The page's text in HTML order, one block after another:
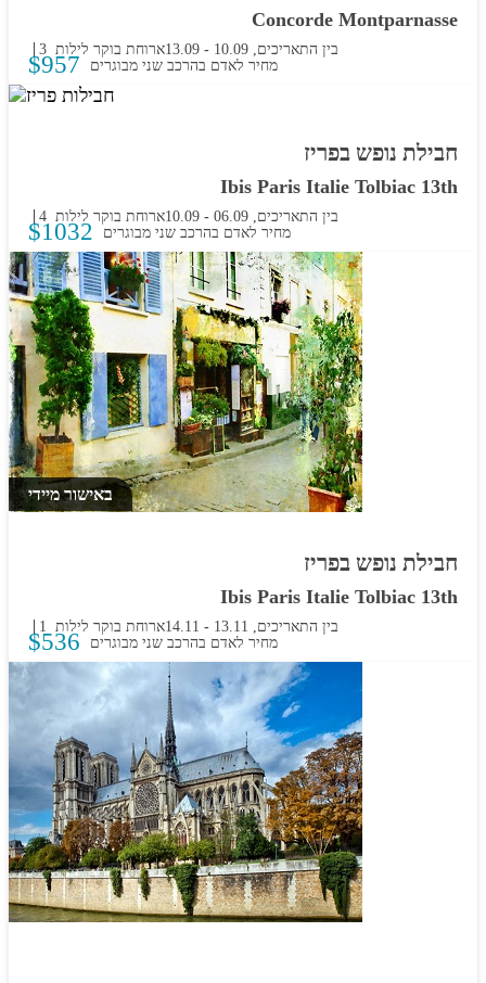
בין התאריכים, -
13.09
Concorde Montparnasse
3 לילות ארוחת בוקר
$957 מחיר לאדם בהרכב שני מבוגרים
חבילת נופש בפריז
בין התאריכים, -
10.09
Ibis Paris Italie Tolbiac 13th
4 לילות ארוחת בוקר
באישור מיידי
$1032 מחיר לאדם בהרכב שני מבוגרים
חבילת נופש בפריז
בין התאריכים, -
14.11
Ibis Paris Italie Tolbiac 13th
1 לילות ארוחת בוקר
באישור מיידי
$536 מחיר לאדם בהרכב שני מבוגרים